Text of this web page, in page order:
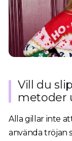
Vill du
metoder
Alla gillar inte
använda tröjan